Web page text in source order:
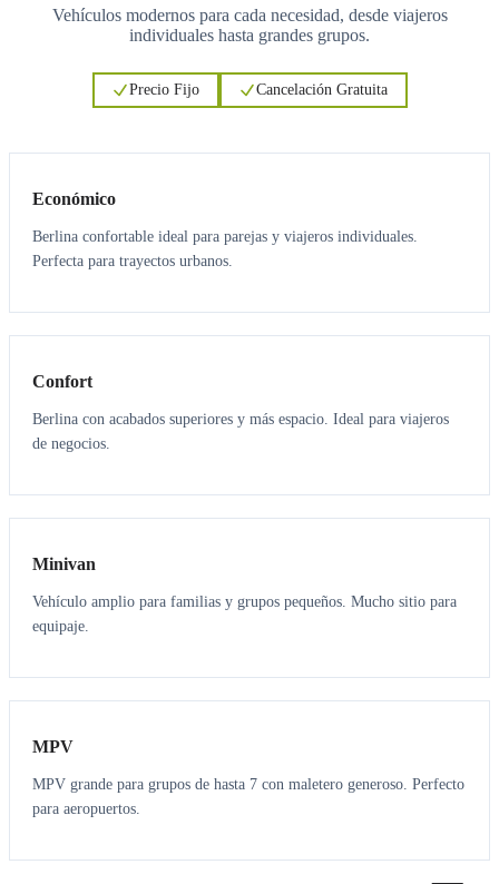
Vehículos modernos para cada necesidad, desde viajeros
individuales hasta grandes grupos.
Precio Fijo Cancelación Gratuita
Económico
Berlina confortable ideal para parejas y viajeros individuales.
Perfecta para trayectos urbanos.
3 3
Confort
Berlina con acabados superiores y más espacio. Ideal para viajeros
de negocios.
6 5
Minivan
Vehículo amplio para familias y grupos pequeños. Mucho sitio para
equipaje.
7 7
MPV
MPV grande para grupos de hasta 7 con maletero generoso. Perfecto
para aeropuertos.